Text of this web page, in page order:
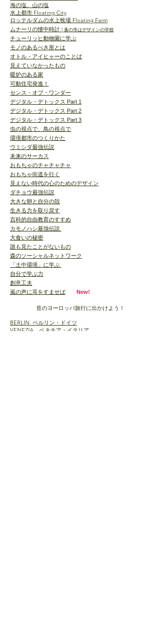
海の塩、山の塩
水上都市 Floating City
ロッテルダムの水上牧場 Floating Farm
ムナーリの懐中時計 | 蚤の市はデザインの学校
チューリッヒ動物園に学ぶ
モノのあるべき形とは
オトル・アイヒャーのことば
見えていなかったもの
暖炉のある家
可動住宅発進！
センス・オブ・ワンダー
デジタル・デトックス Part 1
デジタル・デトックス Part 2
デジタル・デトックス Part 3
虫の視点で、鳥の視点で
環境都市のつくりかた
ウミシダ最強伝説
未来のサーカス
おもちゃのチャチャチャ
おもちゃ街道を行く
見えない時代の心のためのデザイン
ダチョウ最強伝説
大きな卵と自分の殻
生きる力を取り戻す
百科的自由教育のすすめ
カモノハシ最強伝説
大食いの秘密
誰も見たことがないもの
森のソーシャルネットワーク
「土中環境」に学ぶ
自分で学ぶ力
創意工夫
嵐の声に耳をすませば New!
音のヨーロッパ旅行に出かけよう！
BERLIN ベルリン・ドイツ
VENEZIA ベネチア・イタリア